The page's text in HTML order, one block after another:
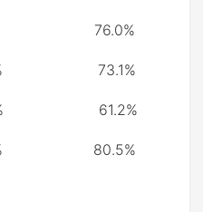
76.0%
73.1%
61.2%
80.5%